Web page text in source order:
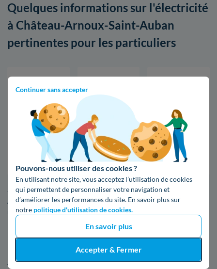
Continuer sans accepter
Pouvons-nous utiliser des cookies ?
En utilisant notre site, vous acceptez l’utilisation de cookies
qui permettent de personnaliser votre navigation et
d’améliorer les performances du site. En savoir plus sur
notre politique d'utilisation de cookies.
En savoir plus
Accepter & Fermer
Quelques informations sur l'électricité
à Château-Arnoux-Saint-Auban
pertinentes pour les particuliers
5 198
Habitants Logements
13,5 millions
kWh consommés
par an
Si vous venez de vous installer à Château-Arnoux-Saint-
Auban, voici quelques données clés qui peuvent s'avérer être
utiles.
La facture d'énergie à Château-Arnoux-Saint-
Auban est-elle plus chère que celles d'autres